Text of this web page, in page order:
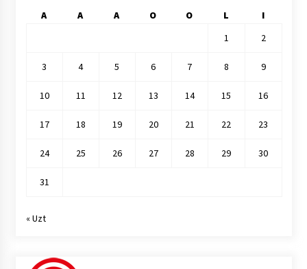
A A A O O L
I
1
2
3 4 5 6 7 8 9
10 11 12 13 14 15 16
17 18 19 20 21 22 23
24 25 26 27 28 29 30
31
« Uzt